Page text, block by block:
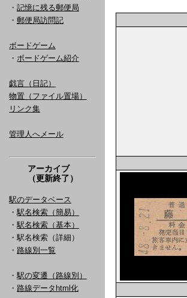
・ 記憶に残る郵便局
・ 郵便局訪問記
ボードゲーム
・ ボードゲーム紹介
戯言（日記）
物置（ファイル置場）
リンク集
管理人へメール
アーカイブ
（更新終了）
駅のデータベース
・ 駅名検索（簡易）
・ 駅名検索（基本）
・駅名検索（詳細）
・ 路線別一覧
・ 駅の変遷（路線別）
・ 路線データhtml化